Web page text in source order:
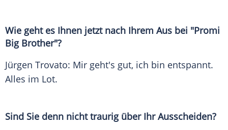
Wie geht es Ihnen jetzt nach Ihrem Aus bei "Promi
Big Brother"?
Jürgen Trovato: Mir geht's gut, ich bin entspannt.
Alles im Lot.
Sind Sie denn nicht traurig über Ihr Ausscheiden?